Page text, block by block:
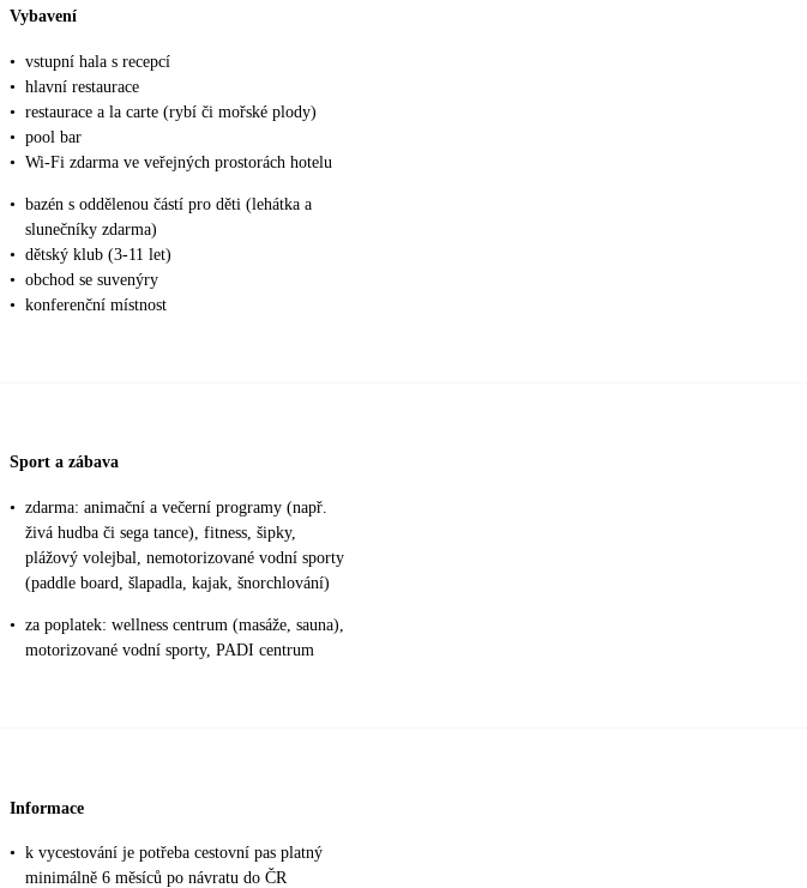
Vybavení
• vstupní hala s recepcí
• hlavní restaurace
• restaurace a la carte (rybí či mořské plody)
• pool bar
• Wi-Fi zdarma ve veřejných prostorách hotelu
• bazén s oddělenou částí pro děti (lehátka a
slunečníky zdarma)
• dětský klub (3-11 let)
• obchod se suvenýry
• konferenční místnost
Sport a zábava
• zdarma: animační a večerní programy (např.
živá hudba či sega tance), fitness, šipky,
plážový volejbal, nemotorizované vodní sporty
(paddle board, šlapadla, kajak, šnorchlování)
• za poplatek: wellness centrum (masáže, sauna),
motorizované vodní sporty, PADI centrum
Informace
• k vycestování je potřeba cestovní pas platný
minimálně 6 měsíců po návratu do ČR